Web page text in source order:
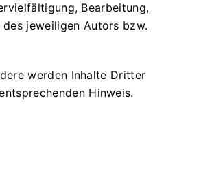
Bearbeitung,
jeweiligen Autors bzw.
werden Inhalte Dritter
Hinweis.